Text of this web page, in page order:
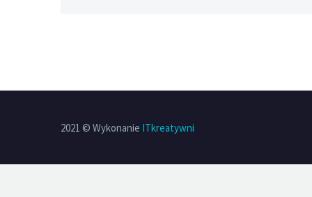
2021 © Wykonanie ITkreatywni